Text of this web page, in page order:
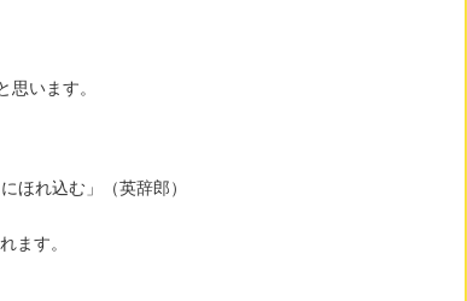
います。
ほれ込む」（英辞郎）
ます。